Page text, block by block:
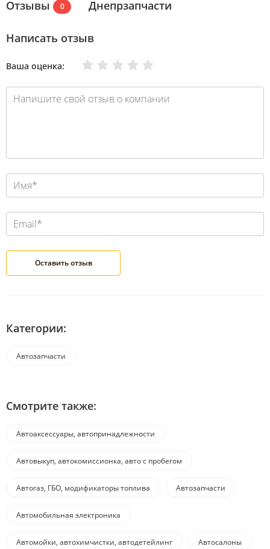
Отзывы 0 Днепрзапчасти
Написать отзыв
Ваша оценка: Отлично
Хорошо
Нормально
Плохо
Очень плохо
Категории:
Автозапчасти
Смотрите также:
Автоаксессуары, автопринадлежности
Автовыкуп, автокомиссионка, авто с пробегом
Автогаз, ГБО, модификаторы топлива Автозапчасти
Автомобильная электроника
Автомойки, автохимчистки, автодетейлинг Автосалоны